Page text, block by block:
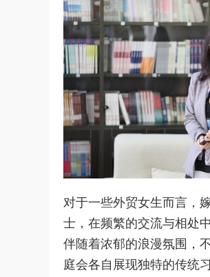
对于一些外贸女生而言，
士，在频繁的交流与相处
伴随着浓郁的浪漫氛围，
庭会各自展现独特的传统